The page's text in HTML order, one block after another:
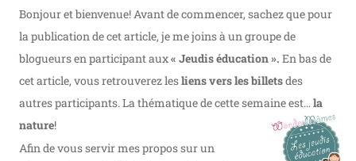
Bonjour et bienvenue! Avant de commencer, sachez que pour
la publication de cet article, je me joins à un groupe de
blogueurs en participant aux« Jeudis éducation ». En bas de
cet article, vous retrouverez lesliens vers les billetsdes
autres participants. La thématique de cette semaine est… la
nature!
Afin de vous servir mes propos sur un